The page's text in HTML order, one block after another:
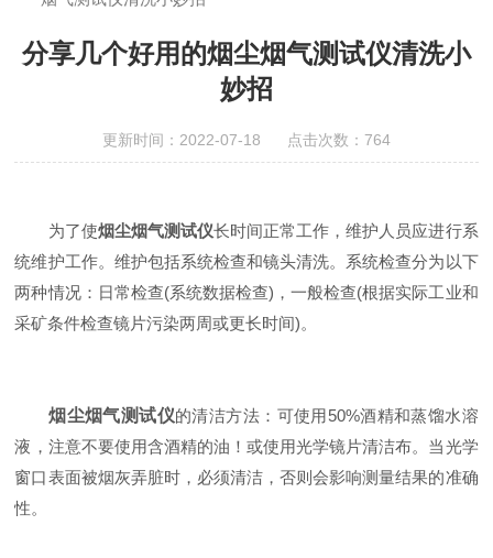
分享几个好用的烟尘烟气测试仪清洗小
妙招
更新时间：2022-07-18 点击次数：764
为了使烟尘烟气测试仪长时间正常工作，维护人员应进行系
统维护工作。维护包括系统检查和镜头清洗。系统检查分为以下
两种情况：日常检查(系统数据检查)，一般检查(根据实际工业和
采矿条件检查镜片污染两周或更长时间)。
烟尘烟气测试仪的清洁方法：可使用50%酒精和蒸馏水溶
液，注意不要使用含酒精的油！或使用光学镜片清洁布。当光学
窗口表面被烟灰弄脏时，必须清洁，否则会影响测量结果的准确
性。